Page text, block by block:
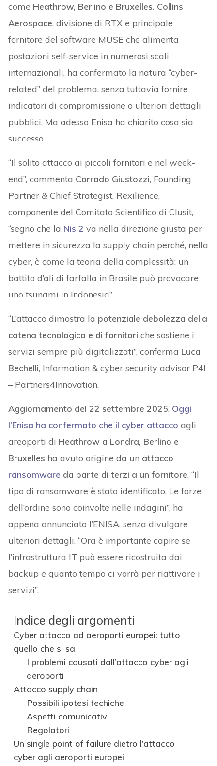
come Heathrow, Berlino e Bruxelles. Collins
Aerospace, divisione di RTX e principale
fornitore del software MUSE che alimenta
postazioni self-service in numerosi scali
internazionali, ha confermato la natura “cyber-
related” del problema, senza tuttavia fornire
indicatori di compromissione o ulteriori dettagli
pubblici. Ma adesso Enisa ha chiarito cosa sia
successo.
“Il solito attacco ai piccoli fornitori e nel week-
end”, commenta Corrado Giustozzi, Founding
Partner & Chief Strategist, Rexilience,
componente del Comitato Scientifico di Clusit,
“segno che la Nis 2 va nella direzione giusta per
mettere in sicurezza la supply chain perché, nella
cyber, è come la teoria della complessità: un
battito d’ali di farfalla in Brasile può provocare
uno tsunami in Indonesia”.
“L’attacco dimostra la potenziale debolezza della
catena tecnologica e di fornitori che sostiene i
servizi sempre più digitalizzati”, conferma Luca
Bechelli, Information & cyber security advisor P4I
– Partners4Innovation.
Aggiornamento del 22 settembre 2025. Oggi
l’Enisa ha confermato che il cyber attacco agli
areoporti di Heathrow a Londra, Berlino e
Bruxelles ha avuto origine da un attacco
ransomware da parte di terzi a un fornitore. “Il
tipo di ransomware è stato identificato. Le forze
dell’ordine sono coinvolte nelle indagini”, ha
appena annunciato l’ENISA, senza divulgare
ulteriori dettagli. “Ora è importante capire se
l’infrastruttura IT può essere ricostruita dai
backup e quanto tempo ci vorrà per riattivare i
servizi”.
Indice degli argomenti
Cyber attacco ad aeroporti europei: tutto
quello che si sa
I problemi causati dall’attacco cyber agli
aeroporti
Attacco supply chain
Possibili ipotesi techiche
Aspetti comunicativi
Regolatori
Un single point of failure dietro l’attacco
cyber agli aeroporti europei